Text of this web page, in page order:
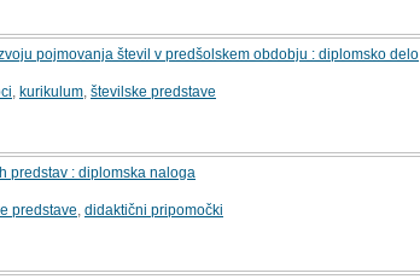
pojmovanja števil v predšolskem obdobju : diplomsko delo
kurikulum številske predstave
predstav : diplomska naloga
predstave didaktični pripomočki